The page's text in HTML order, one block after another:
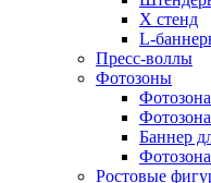
Х стенд
L-
Пресс-воллы
Фотозоны
Баннер
Ростовые